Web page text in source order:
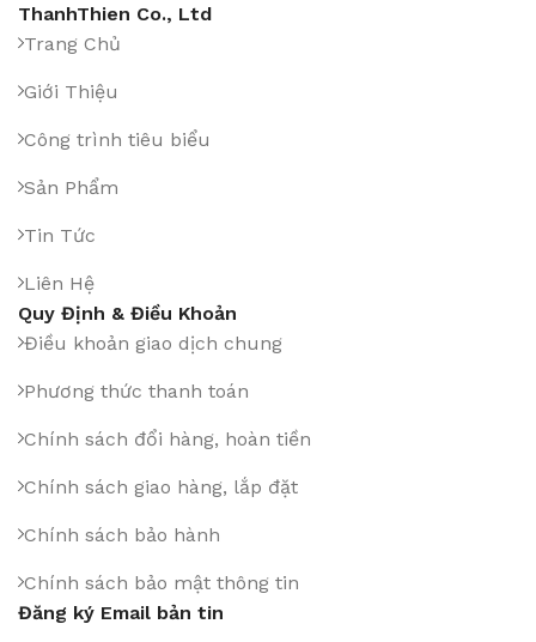
ThanhThien Co., Ltd
Trang Chủ
Giới Thiệu
Công trình tiêu biểu
Sản Phẩm
Tin Tức
Liên Hệ
Quy Định & Điều Khoản
Điều khoản giao dịch chung
Phương thức thanh toán
Chính sách đổi hàng, hoàn tiền
Chính sách giao hàng, lắp đặt
Chính sách bảo hành
Chính sách bảo mật thông tin
Đăng ký Email bản tin